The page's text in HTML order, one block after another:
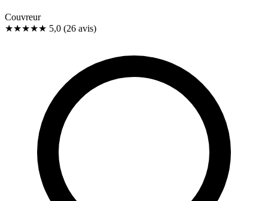
Couvreur
★★★★★ 5,0 (26 avis)